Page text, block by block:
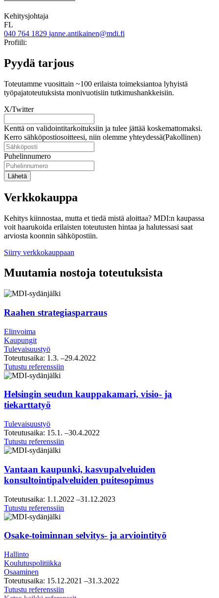
Kehitysjohtaja
FL
040 764 1829 janne.antikainen@mdi.fi
Profiili:
Pyydä tarjous
Toteutamme vuosittain ~100 erilaista toimeksiantoa lyhyistä
työpajatoteutuksista monivuotisiin tutkimushankkeisiin.
X/Twitter
Kenttä on validointitarkoituksiin ja tulee jättää koskemattomaksi.
Kerro sähköpostiosoitteesi, niin olemme yhteydessä(Pakollinen)
Puhelinnumero
Lähetä
Verkkokauppa
Kehitys kiinnostaa, mutta et tiedä mistä aloittaa? MDI:n kaupassa
voit haarukoida erilaisten toteutusten hintaa ja halutessasi saat
arviosta koonnin sähköpostiin.
Siirry verkkokauppaan
Muutamia nostoja toteutuksista
Raahen strategiasparraus
Elinvoima
Kaupungit
Tulevaisuustyö
Toteutusaika: 1.3. –29.4.2022
Tutustu referenssiin
Helsingin seudun kauppakamari, visio- ja
tiekarttatyö
Tulevaisuustyö
Toteutusaika: 15.1. –30.4.2022
Tutustu referenssiin
visio-
ja
tiekarttatyö
Vantaan kaupunki, kasvupalveluiden
konsultointipalveluiden puitesopimus
Toteutusaika: 1.1.2022 –31.12.2023
Tutustu referenssiin
konsultointipalveluiden
puitesopimus
Osake-toiminnan selvitys- ja arviointityö
Hallinto
Koulutuspolitiikka
Osaaminen
Toteutusaika: 15.12.2021 –31.3.2022
Tutustu referenssiin